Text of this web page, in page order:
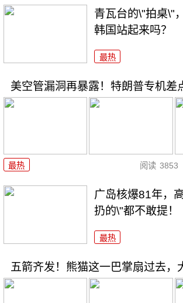
青瓦台的\"拍桌\"
韩国站起来吗？
最热
美空管漏洞再暴露！特朗普专机差
最热 阅读 3853
广岛核爆81年，
扔的\"都不敢提！
最热
五箭齐发！熊猫这一巴掌扇过去，